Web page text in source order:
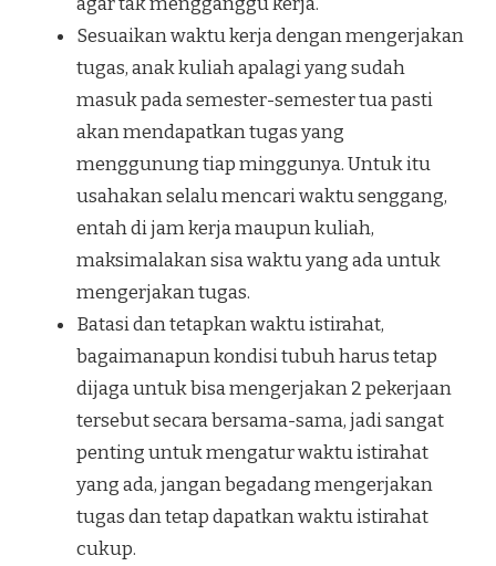
Sesuaikan waktu kerja dengan mengerjakan
tugas, anak kuliah apalagi yang sudah
masuk pada semester-semester tua pasti
akan mendapatkan tugas yang
menggunung tiap minggunya. Untuk itu
usahakan selalu mencari waktu senggang,
entah di jam kerja maupun kuliah,
maksimalakan sisa waktu yang ada untuk
mengerjakan tugas.
Batasi dan tetapkan waktu istirahat,
bagaimanapun kondisi tubuh harus tetap
dijaga untuk bisa mengerjakan 2 pekerjaan
tersebut secara bersama-sama, jadi sangat
penting untuk mengatur waktu istirahat
yang ada, jangan begadang mengerjakan
tugas dan tetap dapatkan waktu istirahat
cukup.